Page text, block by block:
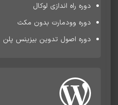
دوره راه اندازی لوکال
دوره وودمارت بدون مکث
دوره اصول تدوین بیزینس پلن